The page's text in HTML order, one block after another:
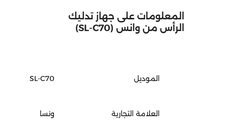
المعلومات على جهاز تدليك
الرأس من وانس (SL-C70)
الموديل SL-C70
العلامة التجارية ونسا